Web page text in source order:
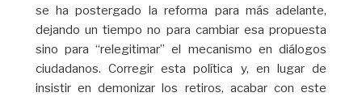
se ha postergado la reforma para más adelante,
dejando un tiempo no para cambiar esa propuesta
sino para “relegitimar” el mecanismo en diálogos
ciudadanos. Corregir esta política y, en lugar de
insistir en demonizar los retiros, acabar con este